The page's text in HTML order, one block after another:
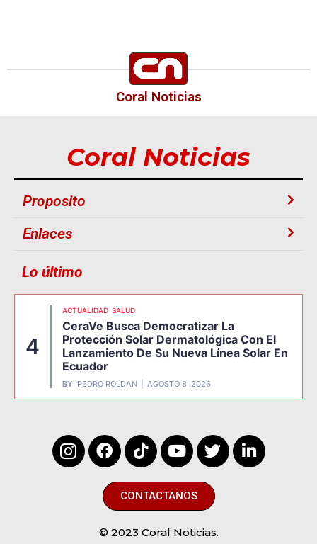
Coral Noticias
Coral Noticias
Proposito
Enlaces
Lo último
4
ACTUALIDAD SALUD
CeraVe Busca Democratizar La
Protección Solar Dermatológica Con El
Lanzamiento De Su Nueva Línea Solar En
Ecuador
BY PEDRO ROLDAN AGOSTO 8, 2026
CONTACTANOS
© 2023 Coral Noticias.